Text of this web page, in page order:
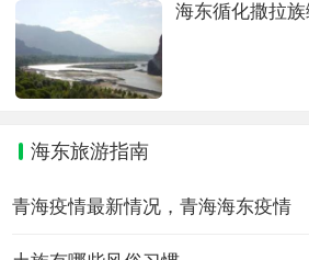
海东循化撒拉族
海东旅游指南
青海疫情最新情况，青海海东疫情